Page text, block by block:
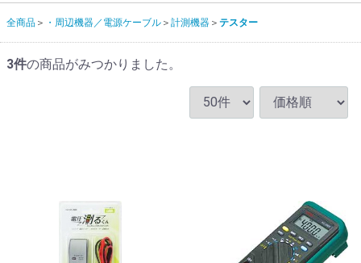
全商品 ・周辺機器／電源ケーブル 計測機器 テスター
3件の商品がみつかりました。